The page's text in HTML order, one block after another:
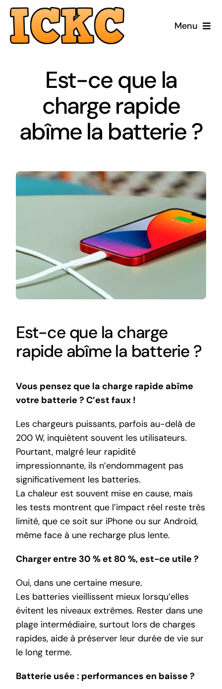
Passer
contenu
Menu
Réparer
Acheter Reconditionné
Acheter Neuf
ICKC
Est-ce que la
charge rapide
abîme la batterie ?
Est-ce que la charge
rapide abîme la batterie ?
Vous pensez que la charge rapide abîme
votre batterie ? C’est faux !
Les chargeurs puissants, parfois au-delà de
200 W, inquiètent souvent les utilisateurs.
Pourtant, malgré leur rapidité
impressionnante, ils n’endommagent pas
significativement les batteries.
La chaleur est souvent mise en cause, mais
les tests montrent que l’impact réel reste très
limité, que ce soit sur iPhone ou sur Android,
même face à une recharge plus lente.
Charger entre 30 % et 80 %, est-ce utile ?
Oui, dans une certaine mesure.
Les batteries vieillissent mieux lorsqu’elles
évitent les niveaux extrêmes. Rester dans une
plage intermédiaire, surtout lors de charges
rapides, aide à préserver leur durée de vie sur
le long terme.
Batterie usée : performances en baisse ?